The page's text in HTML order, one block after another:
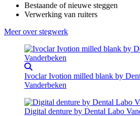
Bestaande of nieuwe steggen
Verwerking van ruiters
Meer over stegwerk
Ivoclar Ivotion milled blank by
Vanderbeken
Digital denture by Dental Labo